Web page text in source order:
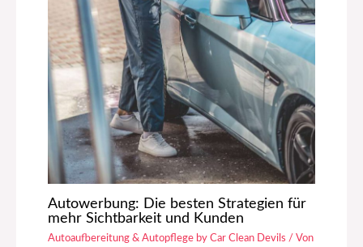
Autowerbung: Die besten Strategien für
mehr Sichtbarkeit und Kunden
Autoaufbereitung & Autopflege by Car Clean Devils / Von